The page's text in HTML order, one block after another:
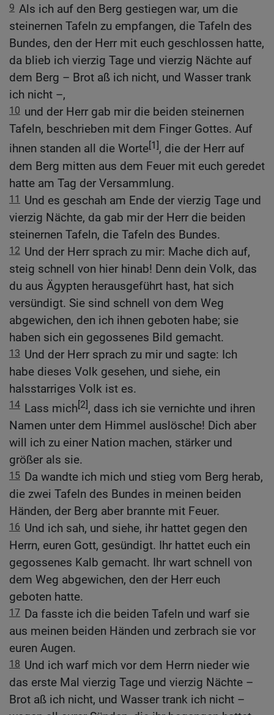
9 Als ich auf den Berg gestiegen war, um die
steinernen Tafeln zu empfangen, die Tafeln des
Bundes, den der Herr mit euch geschlossen hatte,
da blieb ich vierzig Tage und vierzig Nächte auf
dem Berg – Brot aß ich nicht, und Wasser trank
ich nicht –,
10 und der Herr gab mir die beiden steinernen
Tafeln, beschrieben mit dem Finger Gottes. Auf
ihnen standen all die Worte[1], die der Herr auf
dem Berg mitten aus dem Feuer mit euch geredet
hatte am Tag der Versammlung.
11 Und es geschah am Ende der vierzig Tage und
vierzig Nächte, da gab mir der Herr die beiden
steinernen Tafeln, die Tafeln des Bundes.
12 Und der Herr sprach zu mir: Mache dich auf,
steig schnell von hier hinab! Denn dein Volk, das
du aus Ägypten herausgeführt hast, hat sich
versündigt. Sie sind schnell von dem Weg
abgewichen, den ich ihnen geboten habe; sie
haben sich ein gegossenes Bild gemacht.
13 Und der Herr sprach zu mir und sagte: Ich
habe dieses Volk gesehen, und siehe, ein
halsstarriges Volk ist es.
14 Lass mich[2], dass ich sie vernichte und ihren
Namen unter dem Himmel auslösche! Dich aber
will ich zu einer Nation machen, stärker und
größer als sie.
15 Da wandte ich mich und stieg vom Berg herab,
die zwei Tafeln des Bundes in meinen beiden
Händen, der Berg aber brannte mit Feuer.
16 Und ich sah, und siehe, ihr hattet gegen den
Herrn, euren Gott, gesündigt. Ihr hattet euch ein
gegossenes Kalb gemacht. Ihr wart schnell von
dem Weg abgewichen, den der Herr euch
geboten hatte.
17 Da fasste ich die beiden Tafeln und warf sie
aus meinen beiden Händen und zerbrach sie vor
euren Augen.
18 Und ich warf mich vor dem Herrn nieder wie
das erste Mal vierzig Tage und vierzig Nächte –
Brot aß ich nicht, und Wasser trank ich nicht –